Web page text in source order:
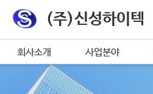
(주)신성하이텍
회사소개 사업분야